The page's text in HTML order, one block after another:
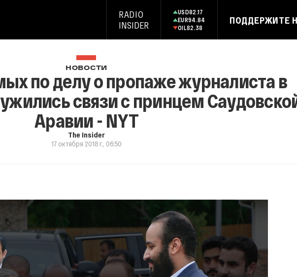
RADIO
INSIDER
USD82.17
EUR94.84
OIL82.38
ПОДДЕРЖИТЕ
НОВОСТИ
по делу о пропаже журналиста в
связи с принцем
Аравии - NYT
The Insider
17 октября 2018 г., 06:50